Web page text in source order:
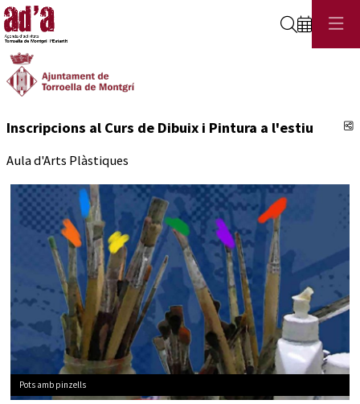
Cerca
Inscripcions al Curs de Dibuix i Pintura a l'estiu
Aula d'Arts Plàstiques
Pots amb pinzells